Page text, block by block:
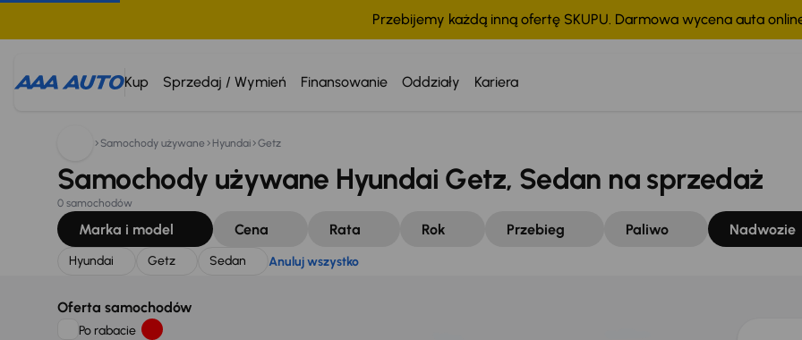
Przebijemy każdą inną ofertę SKUPU. Darmowa wycena auta
Kup Sprzedaj / Wymień Finansowanie Oddziały Kariera
Szukam: Anuluj wszystko
Samochody używane Hyundai Getz
Samochody używane Hyundai Getz, Sedan na sprzedaż
0 samochodów
Marka i model Cena Rata Rok Przebieg Paliwo Nadwozie
Hyundai Getz Sedan Anuluj wszystko
Oferta samochodów
Po rabacie